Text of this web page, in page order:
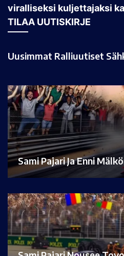
viralliseksi kuljettajaksi
TILAA UUTISKIRJE
Uusimmat Ralliuutiset
Sami Pajari Ja Enni